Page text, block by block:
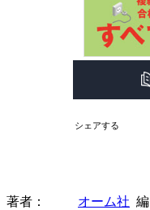
シェアする
著者 オーム社 編